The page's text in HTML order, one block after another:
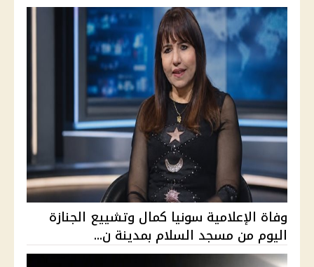
وفاة الإعلامية سونيا كمال وتشييع الجنازة
اليوم من مسجد السلام بمدينة ن...